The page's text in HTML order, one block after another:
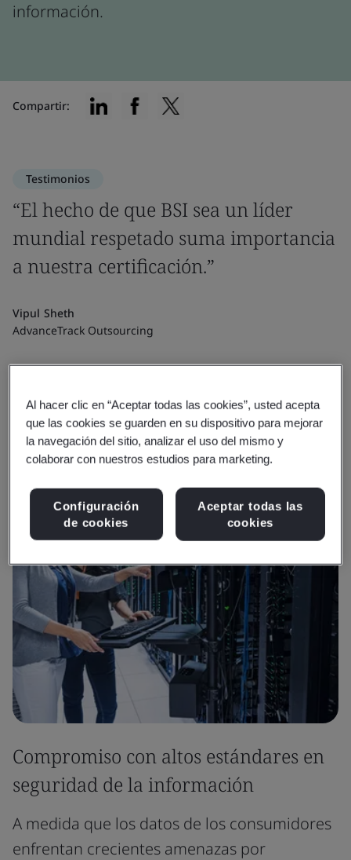
información.
Compartir:
Testimonios
“El hecho de que BSI sea un líder
mundial respetado suma importancia
a nuestra certificación.”
Vipul Sheth
AdvanceTrack Outsourcing
Compromiso con altos estándares en
seguridad de la información
A medida que los datos de los consumidores
enfrentan crecientes amenazas por
Al hacer clic en “Aceptar todas las cookies”, usted acepta
que las cookies se guarden en su dispositivo para mejorar
la navegación del sitio, analizar el uso del mismo y
colaborar con nuestros estudios para marketing.
Configuración
de cookies
Aceptar todas las
cookies